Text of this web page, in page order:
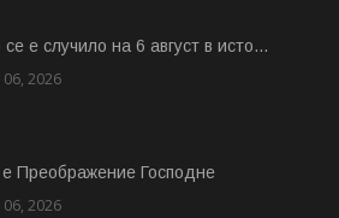
се е случило на 6 август в исто...
06, 2026
Преображение Господне
06, 2026